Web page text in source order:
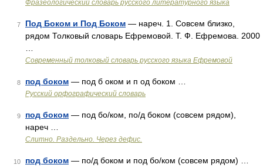
Фразеологический словарь русского литературного языка
7 Под Боком и Под Боком — нареч. 1. Совсем близко,
рядом Толковый словарь Ефремовой. Т. Ф. Ефремова. 2000
Современный толковый словарь русского языка Ефремовой
8 под боком — под б оком и п од боком …
Русский орфографический словарь
9 под боком — под бо/ком, по/д боком (совсем рядом),
нареч …
Слитно. Раздельно. Через дефис.
10 под боком — по/д боком и под бо/ком (совсем рядом) …